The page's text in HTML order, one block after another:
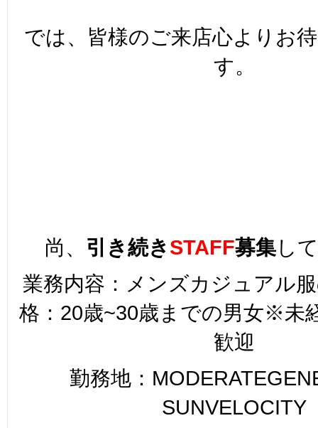
では、皆様のご来店心よりお
す。
尚、 引き続きSTAFF募集し
業務内容：メンズカジュアル
格：20歳~30歳までの男女※未
歓迎
勤務地：
SUNVELOCITY